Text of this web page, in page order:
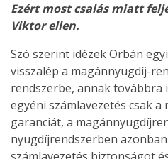
Ezért most csalás miatt
Viktor ellen.
Szó szerint idézek Orbán
visszalép a magánnyugdíj-
rendszerbe, annak továbbra
egyéni számlavezetés csak
garanciát, a
nyugdíjrendszerben